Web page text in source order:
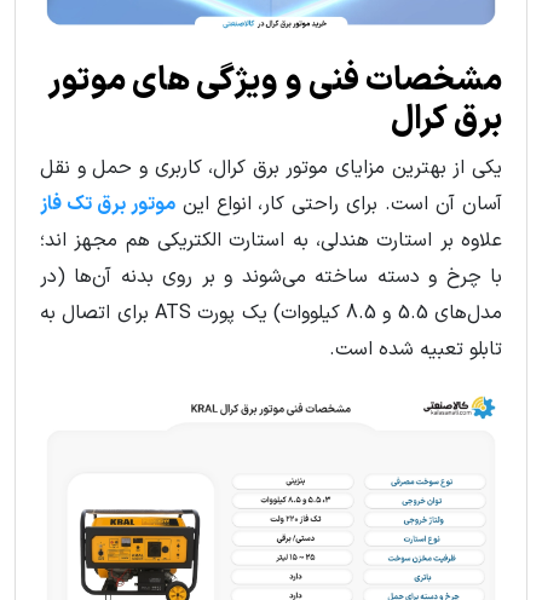
مشخصات فنی و ویژگی های موتور
برق کرال
یکی از بهترین مزایای موتور برق کرال، کاربری و حمل و نقل
آسان آن است. برای راحتی کار، انواع اینموتور برق تک فاز
علاوه بر استارت هندلی، به استارت الکتریکی هم مجهز اند؛
با چرخ و دسته ساخته می‌شوند و بر روی بدنه آن‌ها (در
مدل‌های 5.5 و 8.5 کیلووات) یک پورت ATS برای اتصال به
تابلو تعبیه شده است.